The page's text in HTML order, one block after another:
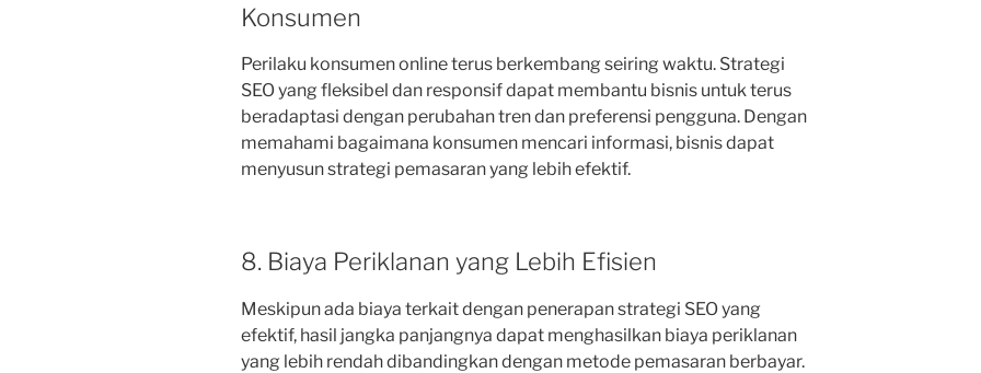
Konsumen
Perilaku konsumen online terus berkembang seiring waktu. Strategi
SEO yang fleksibel dan responsif dapat membantu bisnis untuk terus
beradaptasi dengan perubahan tren dan preferensi pengguna. Dengan
memahami bagaimana konsumen mencari informasi, bisnis dapat
menyusun strategi pemasaran yang lebih efektif.
8. Biaya Periklanan yang Lebih Efisien
Meskipun ada biaya terkait dengan penerapan strategi SEO yang
efektif, hasil jangka panjangnya dapat menghasilkan biaya periklanan
yang lebih rendah dibandingkan dengan metode pemasaran berbayar.